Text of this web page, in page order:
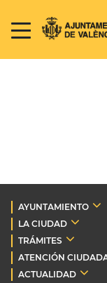
AYUNTAMIENTO
LA CIUDAD
TRÁMITES
ATENCIÓN
ACTUALIDAD